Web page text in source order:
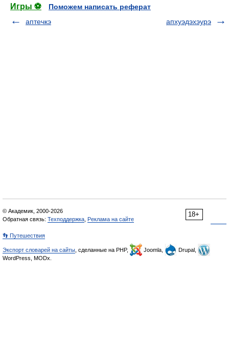
Игры ⚽
Поможем написать реферат
аптечкэ
апхуэдэхэурэ
18+
© Академик, 2000-2026
Обратная связь: Техподдержка Реклама на сайте
👣 Путешествия
Экспорт словарей на сайты , сделанные на PHP, Joomla,
Drupal,
WordPress, MODx.